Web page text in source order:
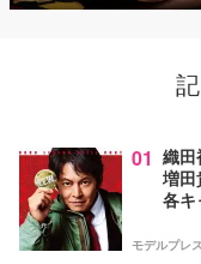
01 織田
増田
各キ
モデルプレス